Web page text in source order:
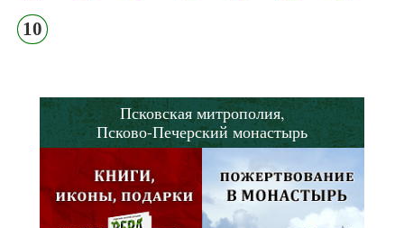
10
Псковская митрополия,
Псково-Печерский монастырь